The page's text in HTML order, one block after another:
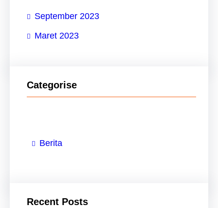
September 2023
Maret 2023
Categorise
Berita
Recent Posts